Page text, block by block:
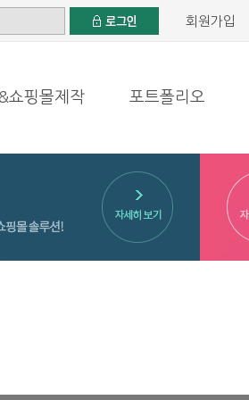
회원가입
쇼핑몰제작 포트폴리오